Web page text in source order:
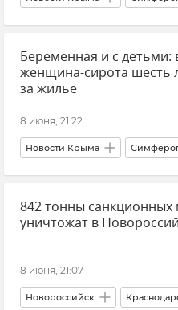
Беспилотник (БПЛА, дрон)
Симферополь
Прокуратура Республики Крым
Происшествия
Беременная и с детьми:
женщина-сирота шесть
за жилье
8 июня, 21:22
Новости Крыма
Жилье в Крыму
Следком Крыма и Севастополя
842 тонны
уничтожат в
8 июня, 21:07
Новороссийск